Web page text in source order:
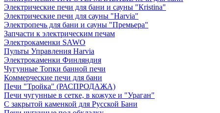
Электрические печи для бани и сауны "Кristina"
Электрические печи для сауны "Harvia"
Электропечь для бани и сауны "Премьера"
Запчасти к электрическим печам
Электрокаменки SAWO
Пульты Управления Harvia
Электрокаменки Финляндия
Чугунные Топки банной печи
Коммерческие печи для бани
Печи "Тройка" (РАСПРОДАЖА)
Печи чугунные в сетке, в кожухе и "Ураган"
С закрытой каменкой для Русской Бани